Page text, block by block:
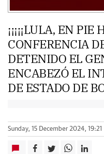
¡¡¡¡¡LULA, EN PIE
CONFERENCIA
DETENIDO EL
ENCABEZÓ EL
DE ESTADO DE
Sunday, 15 December 2024, 19:21